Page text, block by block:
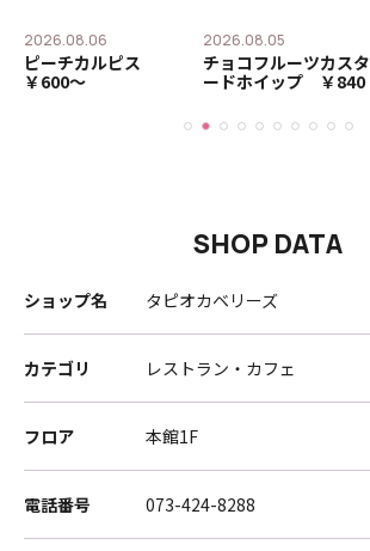
2026.08.06
ピーチカルピス
￥600〜
2026.08.05
チョコフルーツカスタ
ードホイップ ￥840
SHOP DATA
ショップ名 タピオカベリーズ
カテゴリ レストラン・カフェ
フロア 本館1F
電話番号 073-424-8288